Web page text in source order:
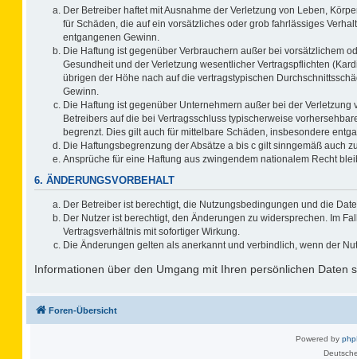
Der Betreiber haftet mit Ausnahme der Verletzung von Leben,
für Schäden, die auf ein vorsätzliches oder grob fahrlässiges
entgangenen Gewinn.
Die Haftung ist gegenüber Verbrauchern außer bei vorsätzlichem
Gesundheit und der Verletzung wesentlicher Vertragspflichten
übrigen der Höhe nach auf die vertragstypischen
Gewinn.
Die Haftung ist gegenüber Unternehmern außer bei der
Betreibers auf die bei Vertragsschluss typischerweise
begrenzt. Dies gilt auch für mittelbare Schäden, insbesondere
Die Haftungsbegrenzung der Absätze a bis c gilt sinngemäß auch
Ansprüche für eine Haftung aus zwingendem nationalem Recht
6. ÄNDERUNGSVORBEHALT
Der Betreiber ist berechtigt, die Nutzungsbedingungen und die
Der Nutzer ist berechtigt, den Änderungen zu widersprechen. Im
Vertragsverhältnis mit sofortiger Wirkung.
Die Änderungen gelten als anerkannt und verbindlich, wenn der
Informationen über den Umgang mit Ihren persönlichen Daten
Foren-Übersicht
Powered by